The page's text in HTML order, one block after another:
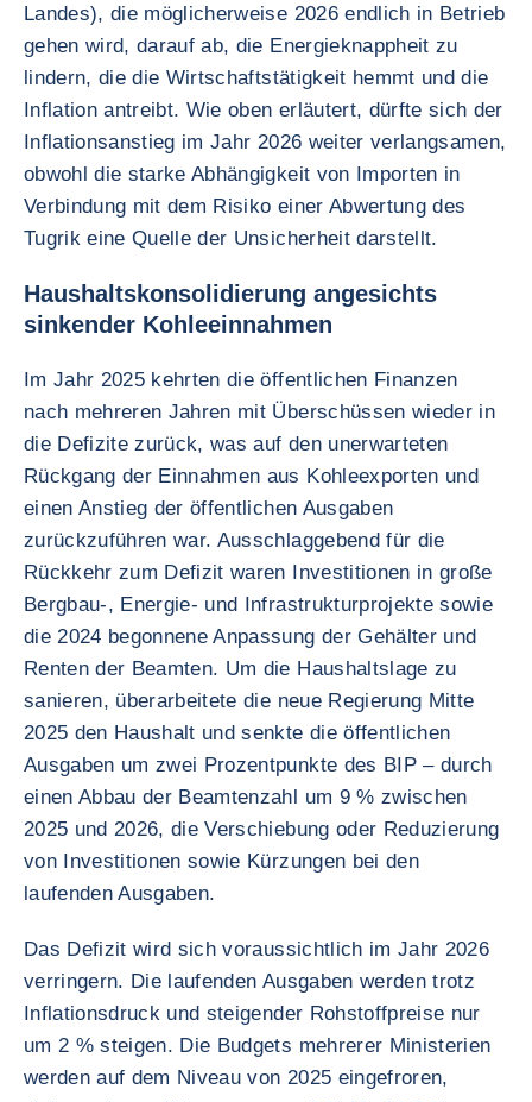
Landes), die möglicherweise 2026 endlich in Betrieb
gehen wird, darauf ab, die Energieknappheit zu
lindern, die die Wirtschaftstätigkeit hemmt und die
Inflation antreibt. Wie oben erläutert, dürfte sich der
Inflationsanstieg im Jahr 2026 weiter verlangsamen,
obwohl die starke Abhängigkeit von Importen in
Verbindung mit dem Risiko einer Abwertung des
Tugrik eine Quelle der Unsicherheit darstellt.
Haushaltskonsolidierung angesichts
sinkender Kohleeinnahmen
Im Jahr 2025 kehrten die öffentlichen Finanzen
nach mehreren Jahren mit Überschüssen wieder in
die Defizite zurück, was auf den unerwarteten
Rückgang der Einnahmen aus Kohleexporten und
einen Anstieg der öffentlichen Ausgaben
zurückzuführen war. Ausschlaggebend für die
Rückkehr zum Defizit waren Investitionen in große
Bergbau-, Energie- und Infrastrukturprojekte sowie
die 2024 begonnene Anpassung der Gehälter und
Renten der Beamten. Um die Haushaltslage zu
sanieren, überarbeitete die neue Regierung Mitte
2025 den Haushalt und senkte die öffentlichen
Ausgaben um zwei Prozentpunkte des BIP – durch
einen Abbau der Beamtenzahl um 9 % zwischen
2025 und 2026, die Verschiebung oder Reduzierung
von Investitionen sowie Kürzungen bei den
laufenden Ausgaben.
Das Defizit wird sich voraussichtlich im Jahr 2026
verringern. Die laufenden Ausgaben werden trotz
Inflationsdruck und steigender Rohstoffpreise nur
um 2 % steigen. Die Budgets mehrerer Ministerien
werden auf dem Niveau von 2025 eingefroren,